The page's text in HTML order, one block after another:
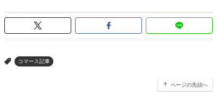
> コマース記事
ページの先頭へ